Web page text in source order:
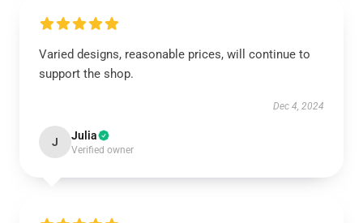
Varied designs, reasonable prices, will continue to
support the shop.
Dec 4, 2024
J Julia
Verified owner